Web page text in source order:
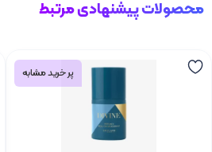
محصولات پیشنهادی مرتبط
پر خرید مشابه